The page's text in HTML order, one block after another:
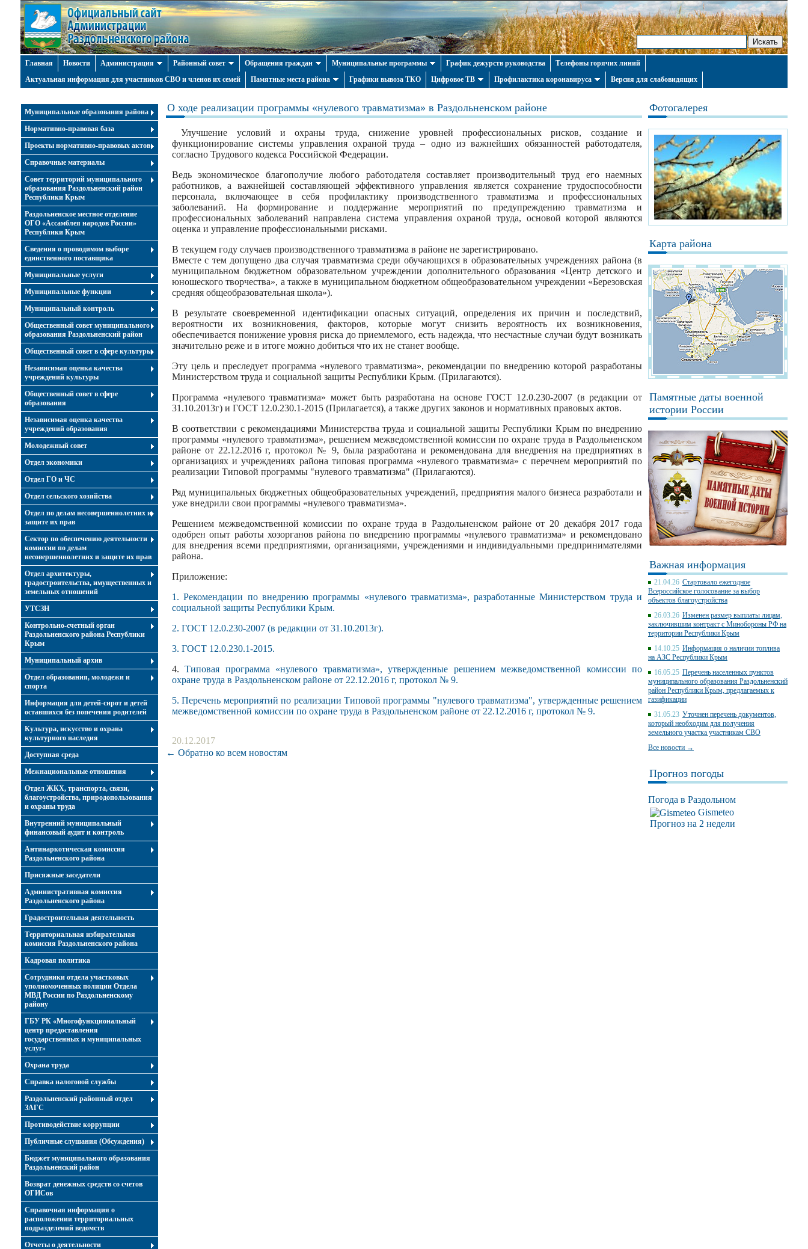
Главная Новости Администрация Районный совет Обращения граждан Муниципальные программы График дежурств руководства
Телефоны горячих линий
Актуальная информация для участников СВО и членов их семей
Памятные места района Графики вывоза ТКО Цифровое ТВ Профилактика коронавируса Версия для слабовидящих
Муниципальные образования района
Нормативно-правовая база
Проекты нормативно-правовых актов
Справочные материалы
Совет территорий муниципального
образования Раздольненский район
Республики Крым
Раздольненское местное отделение
ОГО «Ассамблея народов России»
Республики Крым
Cведения о проводимом выборе
единственного поставщика
Муниципальные услуги
Муниципальные функции
Муниципальный контроль
Общественный совет муниципального
образования Раздольненский район
Общественный совет в сфере культуры
Независимая оценка качества
учреждений культуры
Общественный совет в сфере
образования
Независимая оценка качества
учреждений образования
Молодежный совет
Отдел экономики
Отдел ГО и ЧС
Отдел сельского хозяйства
Отдел по делам несовершеннолетних и
защите их прав
Сектор по обеспечению деятельности
комиссии по делам
несовершеннолетних и защите их прав
Отдел архитектуры,
градостроительства, имущественных и
земельных отношений
УТСЗН
Контрольно-счетный орган
Раздольненского района Республики
Крым
Муниципальный архив
Отдел образования, молодежи и
спорта
Информация для детей-сирот и детей
оставшихся без попечения родителей
Культура, искусство и охрана
культурного наследия
Доступная среда
Межнациональные отношения
Отдел ЖКХ, транспорта, связи,
благоустройства, природопользования
и охраны труда
Внутренний муниципальный
финансовый аудит и контроль
Антинаркотическая комиссия
Раздольненского района
Присяжные заседатели
Административная комиссия
Раздольненского района
Градостроительная деятельность
Территориальная избирательная
комиссия Раздольненского района
Кадровая политика
Сотрудники отдела участковых
уполномоченных полиции Отдела
МВД России по Раздольненскому
району
ГБУ РК «Многофункциональный
центр предоставления
государственных и муниципальных
услуг»
Охрана труда
Справка налоговой службы
Раздольненский районный отдел
ЗАГС
Противодействие коррупции
Публичные слушания (Обсуждения)
Бюджет муниципального образования
Раздольненский район
Возврат денежных средств со счетов
ОГИСов
Справочная информация о
расположении территориальных
подразделений ведомств
Отчеты о деятельности
О ходе реализации программы «нулевого травматизма» в Раздольненском районе
Улучшение условий и охраны труда, снижение уровней профессиональных рисков, создание и
функционирование системы управления охраной труда – одно из важнейших обязанностей работодателя,
согласно Трудового кодекса Российской Федерации.
Ведь экономическое благополучие любого работодателя составляет производительный труд его наемных
работников, а важнейшей составляющей эффективного управления является сохранение трудоспособности
персонала, включающее в себя профилактику производственного травматизма и профессиональных
заболеваний. На формирование и поддержание мероприятий по предупреждению травматизма и
профессиональных заболеваний направлена система управления охраной труда, основой которой являются
оценка и управление профессиональными рисками.
В текущем году случаев производственного травматизма в районе не зарегистрировано.
Вместе с тем допущено два случая травматизма среди обучающихся в образовательных учреждениях района (в
муниципальном бюджетном образовательном учреждении дополнительного образования «Центр детского и
юношеского творчества», а также в муниципальном бюджетном общеобразовательном учреждении «Березовская
средняя общеобразовательная школа»).
В результате своевременной идентификации опасных ситуаций, определения их причин и последствий,
вероятности их возникновения, факторов, которые могут снизить вероятность их возникновения,
обеспечивается понижение уровня риска до приемлемого, есть надежда, что несчастные случаи будут возникать
значительно реже и в итоге можно добиться что их не станет вообще.
Эту цель и преследует программа «нулевого травматизма», рекомендации по внедрению которой разработаны
Министерством труда и социальной защиты Республики Крым. (Прилагаются).
Программа «нулевого травматизма» может быть разработана на основе ГОСТ 12.0.230-2007 (в редакции от
31.10.2013г) и ГОСТ 12.0.230.1-2015 (Прилагается), а также других законов и нормативных правовых актов.
В соответствии с рекомендациями Министерства труда и социальной защиты Республики Крым по внедрению
программы «нулевого травматизма», решением межведомственной комиссии по охране труда в Раздольненском
районе от 22.12.2016 г, протокол № 9, была разработана и рекомендована для внедрения на предприятиях в
организациях и учреждениях района типовая программа «нулевого травматизма» с перечнем мероприятий по
реализации Типовой программы "нулевого травматизма" (Прилагаются).
Ряд муниципальных бюджетных общеобразовательных учреждений, предприятия малого бизнеса разработали и
уже внедрили свои программы «нулевого травматизма».
Решением межведомственной комиссии по охране труда в Раздольненском районе от 20 декабря 2017 года
одобрен опыт работы хозорганов района по внедрению программы «нулевого травматизма» и рекомендовано
для внедрения всеми предприятиями, организациями, учреждениями и индивидуальными предпринимателями
района.
Приложение:
1. Рекомендации по внедрению программы «нулевого травматизма», разработанные Министерством труда и
социальной защиты Республики Крым.
2. ГОСТ 12.0.230-2007 (в редакции от 31.10.2013г).
3. ГОСТ 12.0.230.1-2015.
4.Типовая программа «нулевого травматизма», утвержденные решением межведомственной комиссии по
охране труда в Раздольненском районе от 22.12.2016 г, протокол № 9.
5. Перечень мероприятий по реализации Типовой программы "нулевого травматизма", утвержденные решением
межведомственной комиссии по охране труда в Раздольненском районе от 22.12.2016 г, протокол № 9.
20.12.2017
← Обратно ко всем новостям
Фотогалерея
Карта района
Памятные даты военной
истории России
Важная информация
21.04.26 Стартовало ежегодное
Всероссийское голосование за выбор
объектов благоустройства
26.03.26 Изменен размер выплаты лицам,
заключившим контракт с Минобороны РФ на
территории Республики Крым
14.10.25 Информация о наличии топлива
на АЗС Республики Крым
16.05.25 Перечень населенных пунктов
муниципального образования Раздольненский
район Республики Крым, предлагаемых к
газификации
31.05.23 Уточнен перечень документов,
который необходим для получения
земельного участка участникам СВО
Все новости →
Прогноз погоды
Погода в Раздольном
Gismeteo
Прогноз на 2 недели